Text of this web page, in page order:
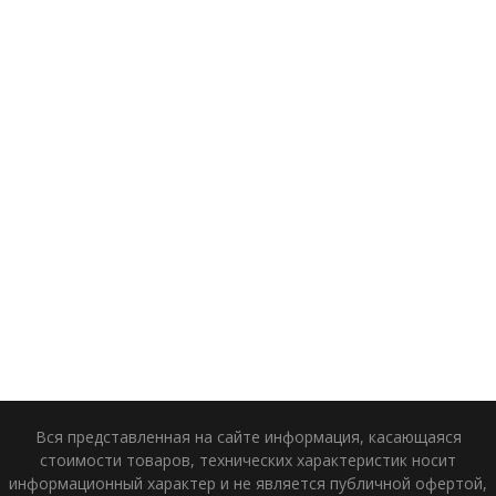
Вся представленная на сайте информация, касающаяся
стоимости товаров, технических характеристик носит
информационный характер и не является публичной офертой,